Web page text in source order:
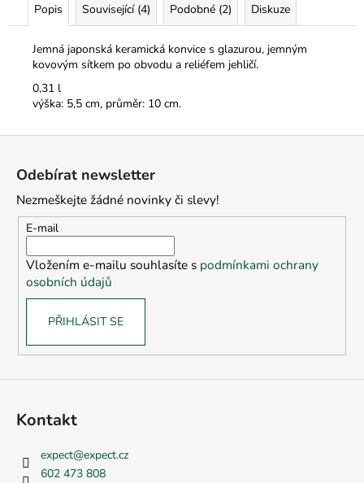
Popis Související (4) Podobné (2) Diskuze
Jemná japonská keramická konvice s glazurou, jemným
kovovým sítkem po obvodu a reliéfem jehličí.
0,31 l
výška: 5,5 cm, průměr: 10 cm.
Odebírat newsletter
Nezmeškejte žádné novinky či slevy!
E-mail
Vložením e-mailu souhlasíte s podmínkami ochrany
osobních údajů
PŘIHLÁSIT SE
Kontakt
expect@expect.cz
602 473 808